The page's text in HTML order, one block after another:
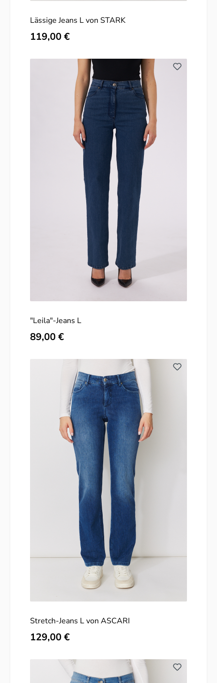
Lässige Jeans L von STARK
Regulärer Preis:
119,00 €
"Leila"-Jeans L
Regulärer Preis:
89,00 €
Stretch-Jeans L von ASCARI
Regulärer Preis:
129,00 €